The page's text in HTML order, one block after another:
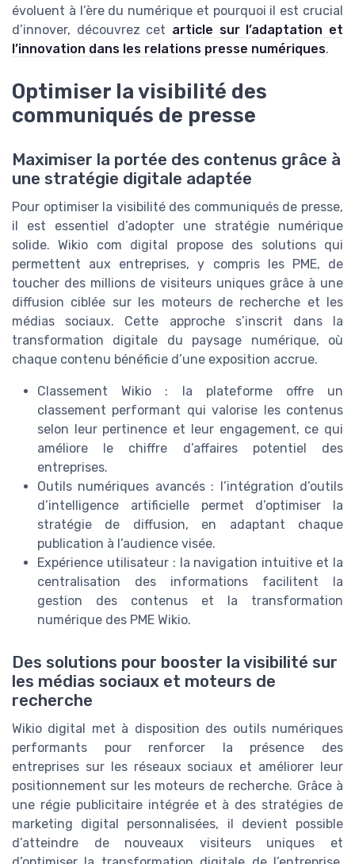
évoluent à l’ère du numérique et pourquoi il est crucial
d’innover, découvrez cet article sur l’adaptation et
l’innovation dans les relations presse numériques.
Optimiser la visibilité des
communiqués de presse
Maximiser la portée des contenus grâce à
une stratégie digitale adaptée
Pour optimiser la visibilité des communiqués de presse,
il est essentiel d’adopter une stratégie numérique
solide. Wikio com digital propose des solutions qui
permettent aux entreprises, y compris les PME, de
toucher des millions de visiteurs uniques grâce à une
diffusion ciblée sur les moteurs de recherche et les
médias sociaux. Cette approche s’inscrit dans la
transformation digitale du paysage numérique, où
chaque contenu bénéficie d’une exposition accrue.
Classement Wikio : la plateforme offre un
classement performant qui valorise les contenus
selon leur pertinence et leur engagement, ce qui
améliore le chiffre d’affaires potentiel des
entreprises.
Outils numériques avancés : l’intégration d’outils
d’intelligence artificielle permet d’optimiser la
stratégie de diffusion, en adaptant chaque
publication à l’audience visée.
Expérience utilisateur : la navigation intuitive et la
centralisation des informations facilitent la
gestion des contenus et la transformation
numérique des PME Wikio.
Des solutions pour booster la visibilité sur
les médias sociaux et moteurs de
recherche
Wikio digital met à disposition des outils numériques
performants pour renforcer la présence des
entreprises sur les réseaux sociaux et améliorer leur
positionnement sur les moteurs de recherche. Grâce à
une régie publicitaire intégrée et à des stratégies de
marketing digital personnalisées, il devient possible
d’atteindre de nouveaux visiteurs uniques et